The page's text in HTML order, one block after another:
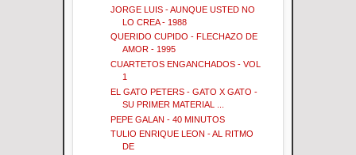
JORGE LUIS - AUNQUE USTED NO
LO CREA - 1988
QUERIDO CUPIDO - FLECHAZO DE
AMOR - 1995
CUARTETOS ENGANCHADOS - VOL
1
EL GATO PETERS - GATO X GATO -
SU PRIMER MATERIAL ...
PEPE GALAN - 40 MINUTOS
TULIO ENRIQUE LEON - AL RITMO
DE